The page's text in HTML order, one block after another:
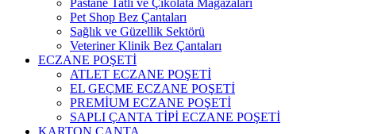
Pastane Tatlı ve Çikolata Mağazaları
Pet Shop Bez Çantaları
Sağlık ve Güzellik Sektörü
Veteriner Klinik Bez Çantaları
ECZANE POŞETİ
ATLET ECZANE POŞETİ
EL GEÇME ECZANE POŞETİ
PREMİUM ECZANE POŞETİ
SAPLI ÇANTA TİPİ ECZANE POŞETİ
KARTON ÇANTA